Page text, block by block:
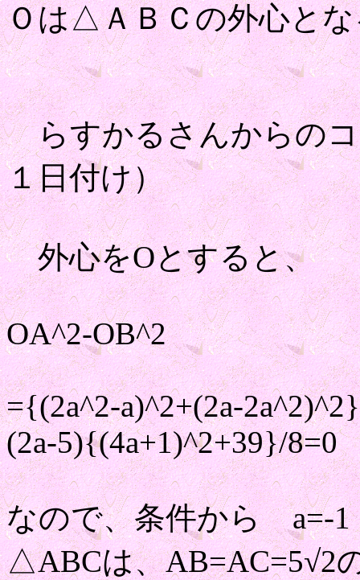
Ｏは△ＡＢＣの外心
らすかるさんからのコ
１日付け）
外心をOとすると、
OA^2-OB^2
={(2a^2-a)^2+(2a-
(2a-5){(4a+1)^2+39}/8=0
なので、条件から a=-
△ABCは、AB=AC=5√2